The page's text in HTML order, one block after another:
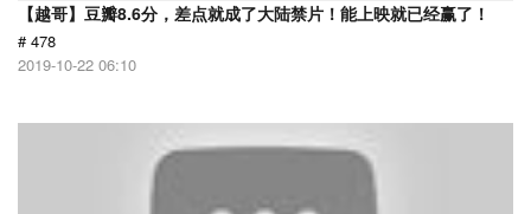
【越哥】豆瓣8.6分，差点就成了大陆禁片！能上映就已经赢了！
# 478
2019-10-22 06:10